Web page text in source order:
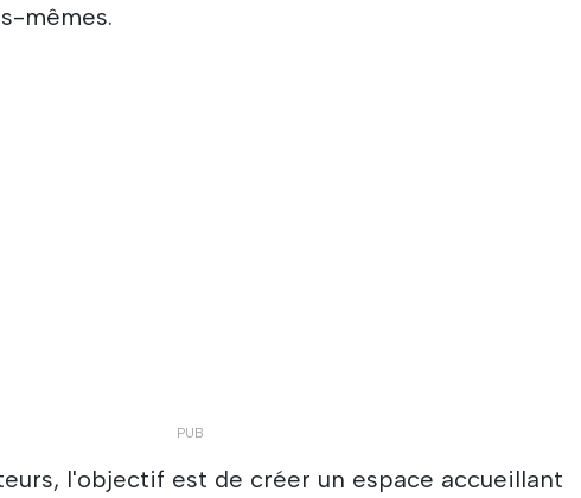
mêmes.
l'objectif est de créer un espace accueillant